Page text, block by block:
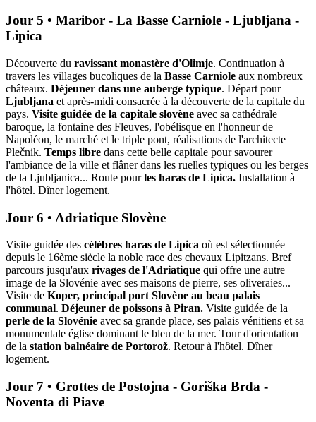
Jour 5 • Maribor - La Basse Carniole - Ljubljana -
Lipica
Découverte du ravissant monastère d'Olimje. Continuation à
travers les villages bucoliques de la Basse Carniole aux nombreux
châteaux. Déjeuner dans une auberge typique. Départ pour
Ljubljana et après-midi consacrée à la découverte de la capitale du
pays. Visite guidée de la capitale slovène avec sa cathédrale
baroque, la fontaine des Fleuves, l'obélisque en l'honneur de
Napoléon, le marché et le triple pont, réalisations de l'architecte
Plečnik. Temps libre dans cette belle capitale pour savourer
l'ambiance de la ville et flâner dans les ruelles typiques ou les berges
de la Ljubljanica... Route pourles haras de Lipica. Installation à
l'hôtel. Dîner logement.
Jour 6 • Adriatique Slovène
Visite guidée des célèbres haras de Lipica où est sélectionnée
depuis le 16ème siècle la noble race des chevaux Lipitzans. Bref
parcours jusqu'aux rivages de l'Adriatique qui offre une autre
image de la Slovénie avec ses maisons de pierre, ses oliveraies...
Visite de Koper, principal port Slovène au beau palais
communal. Déjeuner de poissons à Piran. Visite guidée de la
perle de la Slovénie avec sa grande place, ses palais vénitiens et sa
monumentale église dominant le bleu de la mer. Tour d'orientation
de la station balnéaire de Portorož. Retour à l'hôtel. Dîner
logement.
Jour 7 • Grottes de Postojna - Goriška Brda -
Noventa di Piave